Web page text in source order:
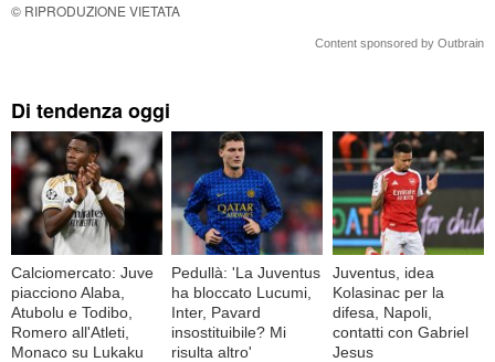
© RIPRODUZIONE VIETATA
Content sponsored by Outbrain
Di tendenza oggi
Calciomercato: Juve
piacciono Alaba,
Atubolu e Todibo,
Romero all'Atleti,
Monaco su Lukaku
Pedullà: 'La Juventus
ha bloccato Lucumi,
Inter, Pavard
insostituibile? Mi
risulta altro'
Juventus, idea
Kolasinac per la
difesa, Napoli,
contatti con Gabriel
Jesus